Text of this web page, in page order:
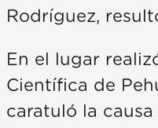
Rodríguez,
En el lugar
Científica de
caratuló la